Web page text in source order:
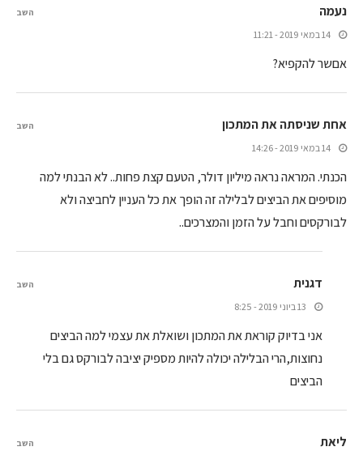
נעמה
14 במאי 2019 - 11:21
אםשר להקפיא?
השב
אחת שניסתה את המתכון
14 במאי 2019 - 14:26
הכנתי. המראה נראה מיליון דולר, הטעם קצת פחות.. לא הבנתי למה
מוסיפים את הביצים לבלילה זה הופך את כל העניין לחביצה ולא
לבורקסים וחבל על הזמן והמצרכים..
השב
דגנית
13 ביוני 2019 - 8:25
אני בדיוק קוראת את המתכון ושואלת את עצמי למה הביצים
נחוצות,הרי הבלילה יכולה להיות מספיק יציבה לבורקס גם בלי
הביצים
השב
ליאת השב